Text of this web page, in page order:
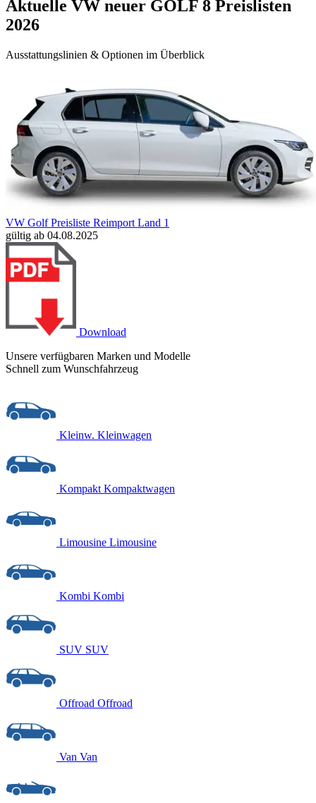
Aktuelle VW neuer GOLF 8 Preislisten
2026
Ausstattungslinien & Optionen im Überblick
VW Golf Preisliste Reimport Land 1
gültig ab 04.08.2025
Download
Unsere verfügbaren Marken und Modelle
Schnell zum Wunschfahrzeug
Kleinw. Kleinwagen
Kompakt Kompaktwagen
Limousine Limousine
Kombi Kombi
SUV SUV
Offroad Offroad
Van Van